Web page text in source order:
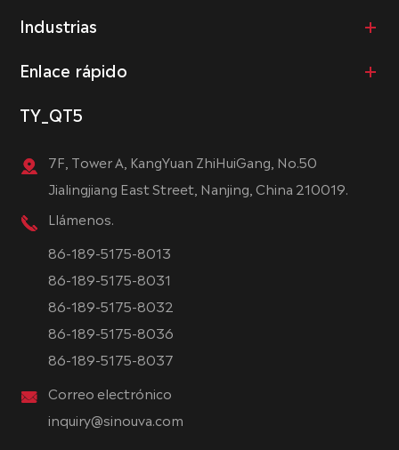
Industrias
Enlace rápido
TY_QT5
7F, Tower A, KangYuan ZhiHuiGang, No.50
Jialingjiang East Street, Nanjing, China 210019.
Llámenos.
86-189-5175-8013
86-189-5175-8031
86-189-5175-8032
86-189-5175-8036
86-189-5175-8037
Correo electrónico
inquiry@sinouva.com